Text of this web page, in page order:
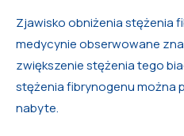
Zjawisko obniżenia stężenia
medycynie obserwowane
zwiększenie stężenia tego
stężenia fibrynogenu można
nabyte.